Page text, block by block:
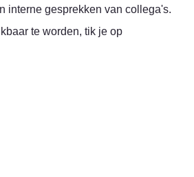
interne gesprekken van collega's.